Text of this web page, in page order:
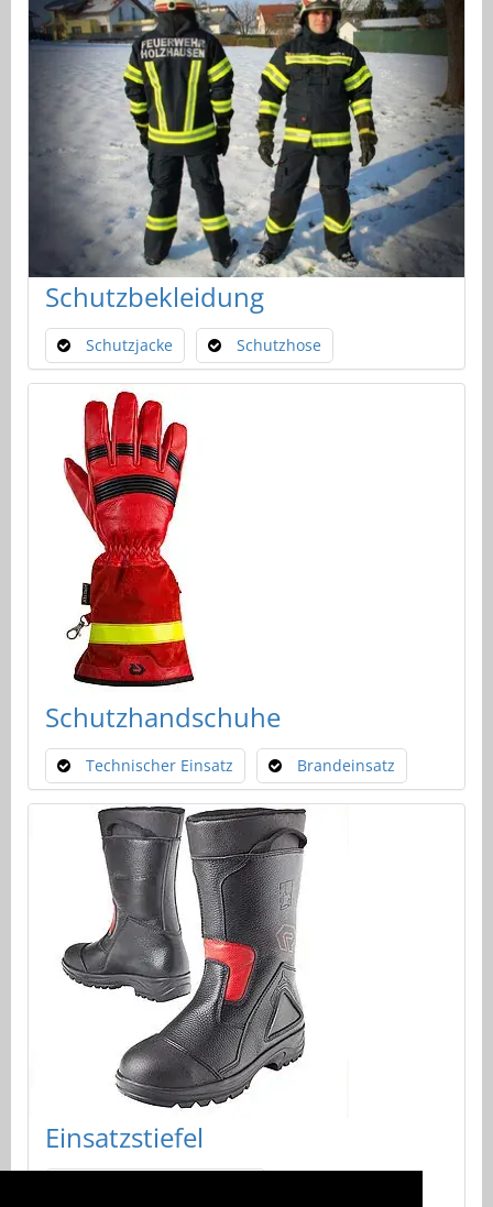
Schutzbekleidung
Schutzjacke Schutzhose
Schutzhandschuhe
Technischer Einsatz Brandeinsatz
Einsatzstiefel